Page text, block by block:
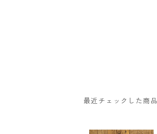
最近チェックした商品